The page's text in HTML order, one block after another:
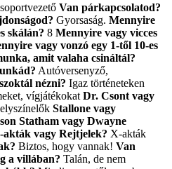
Van párkapcsolatod?
Gyorsaság. Mennyire
skálán? 8 Mennyire vagy vicces
vagy vonzó egy 1-től 10-es
amit valaha csináltál?
Autóversenyző,
nézni? Igaz történeteken
vígjátékokat Dr. Csont vagy
Stallone vagy
Statham vagy Dwayne
akták vagy Rejtjelek? X-akták
Biztos, hogy vannak! Van
a villában? Talán, de nem